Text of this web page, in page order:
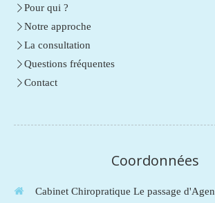
Pour qui ?
Notre approche
La consultation
Questions fréquentes
Contact
Coordonnées
Cabinet Chiropratique Le passage d'Agen